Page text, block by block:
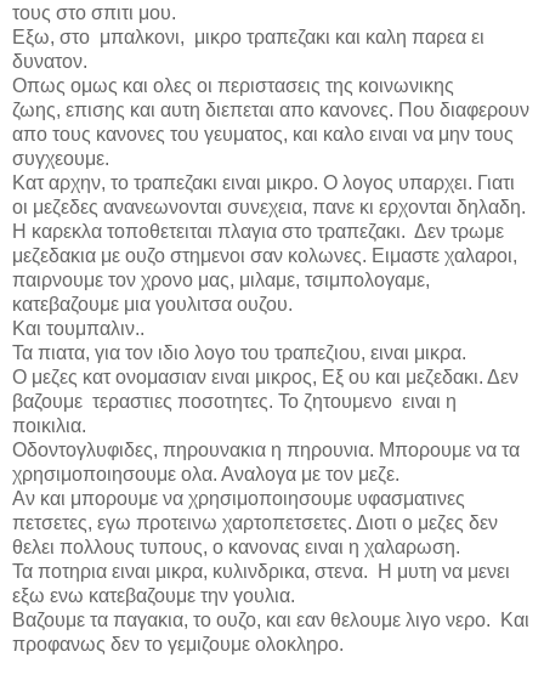
τους στο σπιτι μου.
Εξω, στο μπαλκονι, μικρο τραπεζακι και καλη παρεα ει
δυνατον.
Οπως ομως και ολες οι περιστασεις της κοινωνικης
ζωης, επισης και αυτη διεπεται απο κανονες. Που διαφερουν
απο τους κανονες του γευματος, και καλο ειναι να μην τους
συγχεουμε.
Κατ αρχην, το τραπεζακι ειναι μικρο. Ο λογος υπαρχει. Γιατι
οι μεζεδες ανανεωνονται συνεχεια, πανε κι ερχονται δηλαδη.
Η καρεκλα τοποθετειται πλαγια στο τραπεζακι. Δεν τρωμε
μεζεδακια με ουζο στημενοι σαν κολωνες. Ειμαστε χαλαροι,
παιρνουμε τον χρονο μας, μιλαμε, τσιμπολογαμε,
κατεβαζουμε μια γουλιτσα ουζου.
Και τουμπαλιν..
Τα πιατα, για τον ιδιο λογο του τραπεζιου, ειναι μικρα.
O μεζες κατ ονομασιαν ειναι μικρος, Εξ ου και μεζεδακι. Δεν
βαζουμε τεραστιες ποσοτητες. Το ζητουμενο ειναι η
ποικιλια.
Οδοντογλυφιδες, πηρουνακια η πηρουνια. Μπορουμε να τα
χρησιμοποιησουμε ολα. Αναλογα με τον μεζε.
Αν και μπορουμε να χρησιμοποιησουμε υφασματινες
πετσετες, εγω προτεινω χαρτοπετσετες. Διοτι ο μεζες δεν
θελει πολλους τυπους, ο κανονας ειναι η χαλαρωση.
Τα ποτηρια ειναι μικρα, κυλινδρικα, στενα.
Η μυτη να μενει
εξω ενω κατεβαζουμε την γουλια.
Βαζουμε τα παγακια, το ουζο, και εαν θελουμε λιγο νερο.
Και
προφανως δεν το γεμιζουμε ολοκληρο.